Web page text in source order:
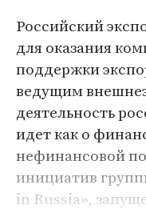
Российский
для оказания
поддержки
ведущим
деятельность
идет как о
нефинансовой
инициатив
in Russia»,